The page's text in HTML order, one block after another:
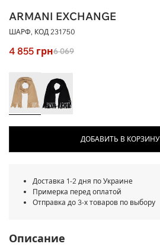
ARMANI EXCHANGE
ШАРФ, КОД 231750
4 855 грн6 069
ДОБАВИТЬ В КОРЗИНУ
Доставка 1-2 дня по Украине
Примерка перед оплатой
Отправка до 3-х товаров по выбору
Описание